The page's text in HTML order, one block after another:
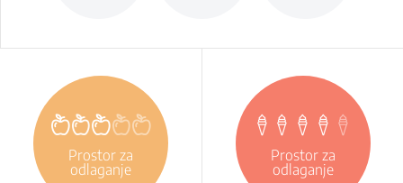
Prostor za
odlaganje
Prostor za
odlaganje